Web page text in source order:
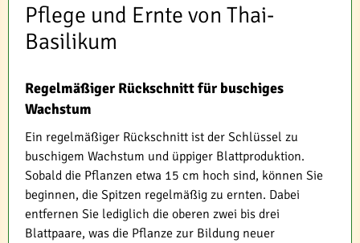
Pflege und Ernte von Thai-
Basilikum
Regelmäßiger Rückschnitt für buschiges
Wachstum
Ein regelmäßiger Rückschnitt ist der Schlüssel zu
buschigem Wachstum und üppiger Blattproduktion.
Sobald die Pflanzen etwa 15 cm hoch sind, können Sie
beginnen, die Spitzen regelmäßig zu ernten. Dabei
entfernen Sie lediglich die oberen zwei bis drei
Blattpaare, was die Pflanze zur Bildung neuer